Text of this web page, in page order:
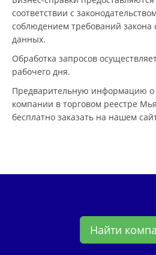
соответствии с
соблюдением требований
данных.
Обработка запросов
рабочего дня.
Предварительную информацию
компании в торговом реестре
бесплатно заказать на нашем
Найти